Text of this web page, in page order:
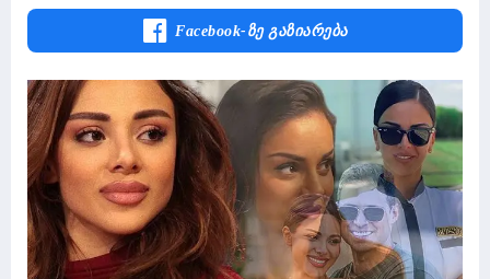
Facebook-Ზე Გაზიარება